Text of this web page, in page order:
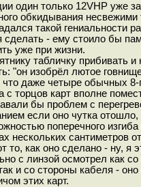
один только 12VHP уже
обкидывания несвежими
такой гениальности
сделать - ему стоило бы
уже при жизни.
табличку прибивать и
"он изобрёл лютое
что даже четыре обычных 8-
с торцов карт вполне
бы проблем с
если оно чутка отошло,
поперечного
нескольких сантиметров
то, как оно сделано - ну, я
с линзой осмотрел как со
и со стороны кабеля -
этих карт.